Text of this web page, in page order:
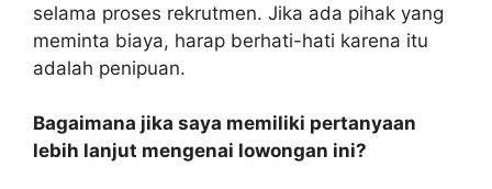
selama proses rekrutmen. Jika ada pihak yang
meminta biaya, harap berhati-hati karena itu
adalah penipuan.
Bagaimana jika saya memiliki pertanyaan
lebih lanjut mengenai lowongan ini?